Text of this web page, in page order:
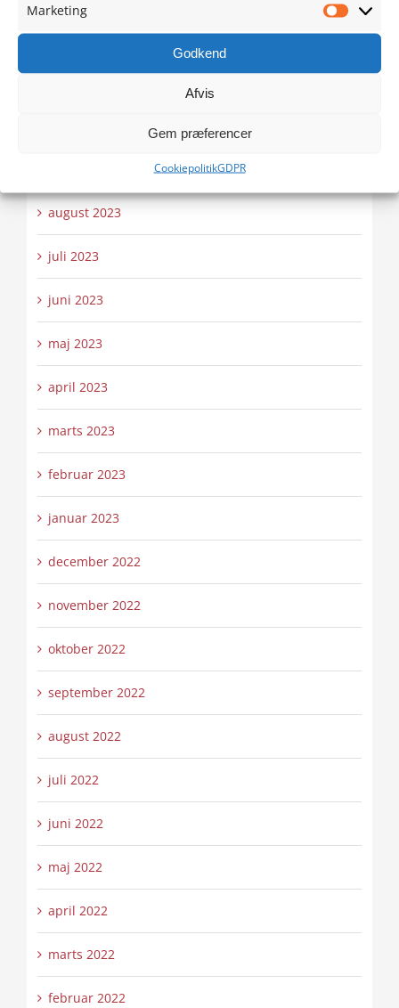
Marketing
Godkend
Afvis
Gem præferencer
CookiepolitikGDPR
december 2023
august 2023
juli 2023
juni 2023
maj 2023
april 2023
marts 2023
februar 2023
januar 2023
december 2022
november 2022
oktober 2022
september 2022
august 2022
juli 2022
juni 2022
maj 2022
april 2022
marts 2022
februar 2022